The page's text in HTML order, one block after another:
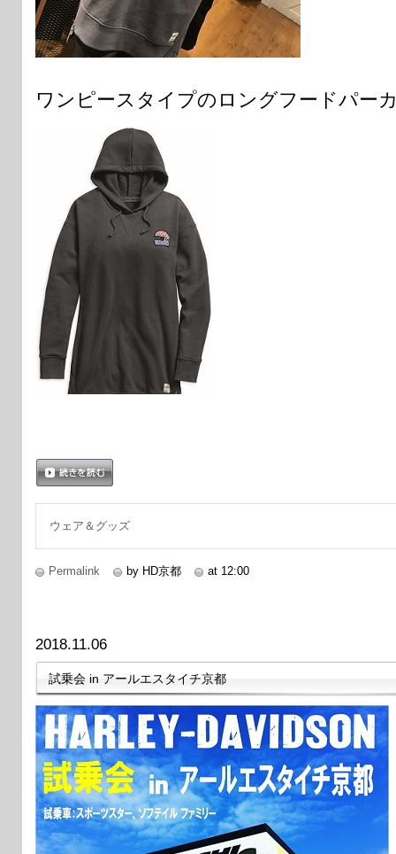
ワンピースタイプのロングフードパー
ウェア＆グッズ
Permalink by HD京都 at 12:00
2018.11.06
試乗会 in アールエスタイチ京都